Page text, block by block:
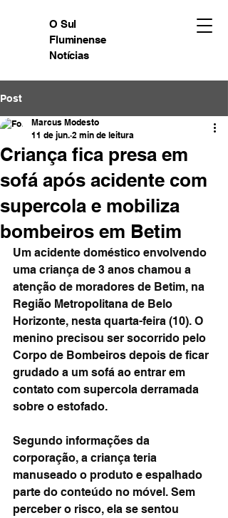
O Sul
Fluminense
Notícias
Post
Criança fica presa em
sofá após acidente com
supercola e mobiliza
bombeiros em Betim
Marcus Modesto
11 de jun. 2 min de leitura
Um acidente doméstico envolvendo
uma criança de 3 anos chamou a
atenção de moradores de Betim, na
Região Metropolitana de Belo
Horizonte, nesta quarta-feira (10). O
menino precisou ser socorrido pelo
Corpo de Bombeiros depois de ficar
grudado a um sofá ao entrar em
contato com supercola derramada
sobre o estofado.
Segundo informações da
corporação, a criança teria
manuseado o produto e espalhado
parte do conteúdo no móvel. Sem
perceber o risco, ela se sentou